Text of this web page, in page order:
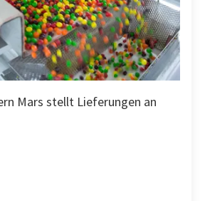
Mars stellt Lieferungen an